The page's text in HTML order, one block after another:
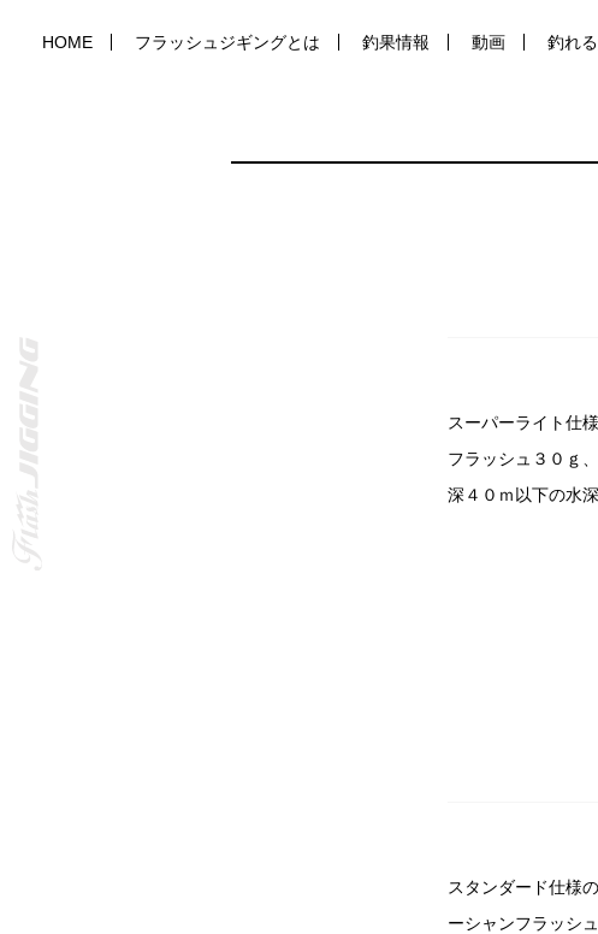
HOME フラッシュジギングとは 釣果情報 動画 釣れ
スーパーライト仕
フラッシュ３０ｇ
深４０ｍ以下の水
スタンダード仕様
ーシャンフラッシ